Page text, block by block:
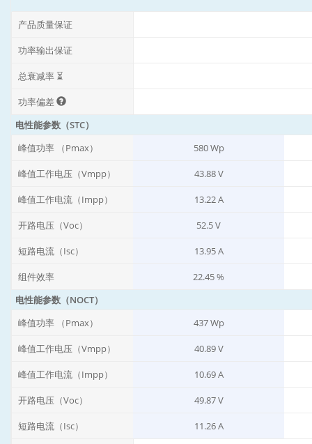
产品质量保证
功率输出保证
总衰减率 ⏳
功率偏差
电性能参数（STC）
峰值功率 （Pmax）
580 Wp
峰值工作电压（Vmpp） 43.88 V
峰值工作电流（Impp） 13.22 A
开路电压（Voc） 52.5 V
短路电流（Isc） 13.95 A
组件效率
22.45 %
电性能参数（NOCT）
峰值功率 （Pmax）
437 Wp
峰值工作电压（Vmpp） 40.89 V
峰值工作电流（Impp） 10.69 A
开路电压（Voc） 49.87 V
短路电流（Isc） 11.26 A